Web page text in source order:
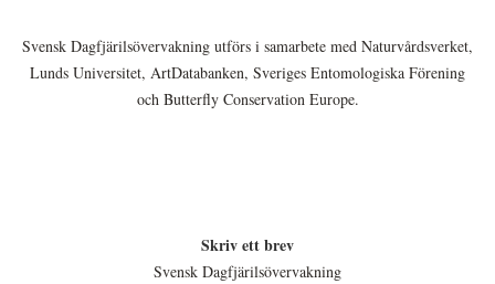
Svensk Dagfjärilsövervakning utförs i samarbete med Naturvårdsverket,
Lunds Universitet, ArtDatabanken, Sveriges Entomologiska Förening
och Butterfly Conservation Europe.
Skriv ett brev
Svensk Dagfjärilsövervakning